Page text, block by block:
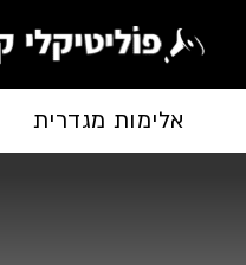
אלימות מגדרית